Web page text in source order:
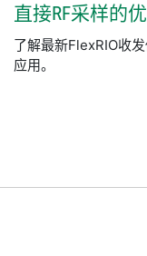
直接RF采样的
了解最新FlexRIO收
应用。